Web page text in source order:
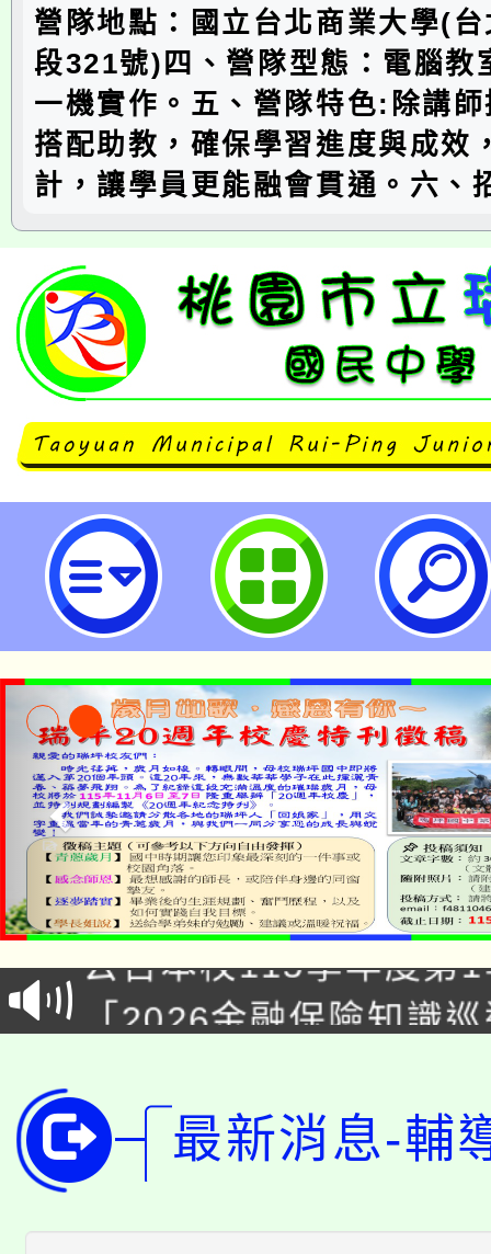
營隊地點：國立台北商業大學(
段321號)四、營隊型態：電腦教
一機實作。五、營隊特色:除講
搭配助教，確保學習進度與成效
計，讓學員更能融會貫通。六、
轉知社團法人中華民國應用商業管
令營-AI人工智慧營」活動說明與
市立瑞坪國民中學
淨零綠領人才培育課程
公告本校115學年度第
代理(課)教師甄選結果
「2026金融保險知識
生本土語及新住民語歌
公告本校115學年度第
代理(課)教師甄選結果(
公告本校115學年度第
代理(課)教師甄選結果(
轉知中國文化大學推廣
最新消息-輔